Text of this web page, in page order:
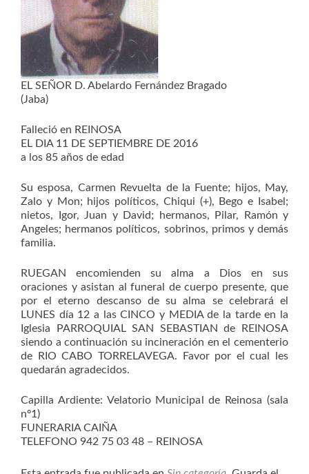
EL SEÑOR D. Abelardo Fernández Bragado
(Jaba)
Falleció en REINOSA
EL DIA 11 DE SEPTIEMBRE DE 2016
a los 85 años de edad
Su esposa, Carmen Revuelta de la Fuente; hijos, May,
Zalo y Mon; hijos políticos, Chiqui (+), Bego e Isabel;
nietos, Igor, Juan y David; hermanos, Pilar, Ramón y
Angeles; hermanos políticos, sobrinos, primos y demás
familia.
RUEGAN encomienden su alma a Dios en sus
oraciones y asistan al funeral de cuerpo presente, que
por el eterno descanso de su alma se celebrará el
LUNES día 12 a las CINCO y MEDIA de la tarde en la
Iglesia PARROQUIAL SAN SEBASTIAN de REINOSA
siendo a continuación su incineración en el cementerio
de RIO CABO TORRELAVEGA. Favor por el cual les
quedarán agradecidos.
Capilla Ardiente: Velatorio Municipal de Reinosa (sala
nº1)
FUNERARIA CAIÑA
TELEFONO 942 75 03 48 – REINOSA